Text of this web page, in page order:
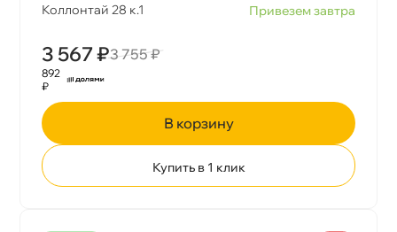
Коллонтай 28 к.1
Привезем завтра
3 567 ₽3 755 ₽
892
₽
корзину
Купить в 1 клик